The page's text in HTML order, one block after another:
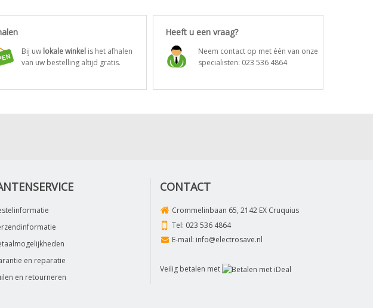
Bij uw lokale winkel is het afhalen
van uw bestelling altijd gratis.
Heeft u een vraag?
Neem contact op met één van onze
specialisten: 023 536 4864
en reparatie
en retourneren
CONTACT
Crommelinbaan 65, 2142 EX Cruquius
Tel: 023 536 4864
E-mail: info@electrosave.nl
Veilig betalen met